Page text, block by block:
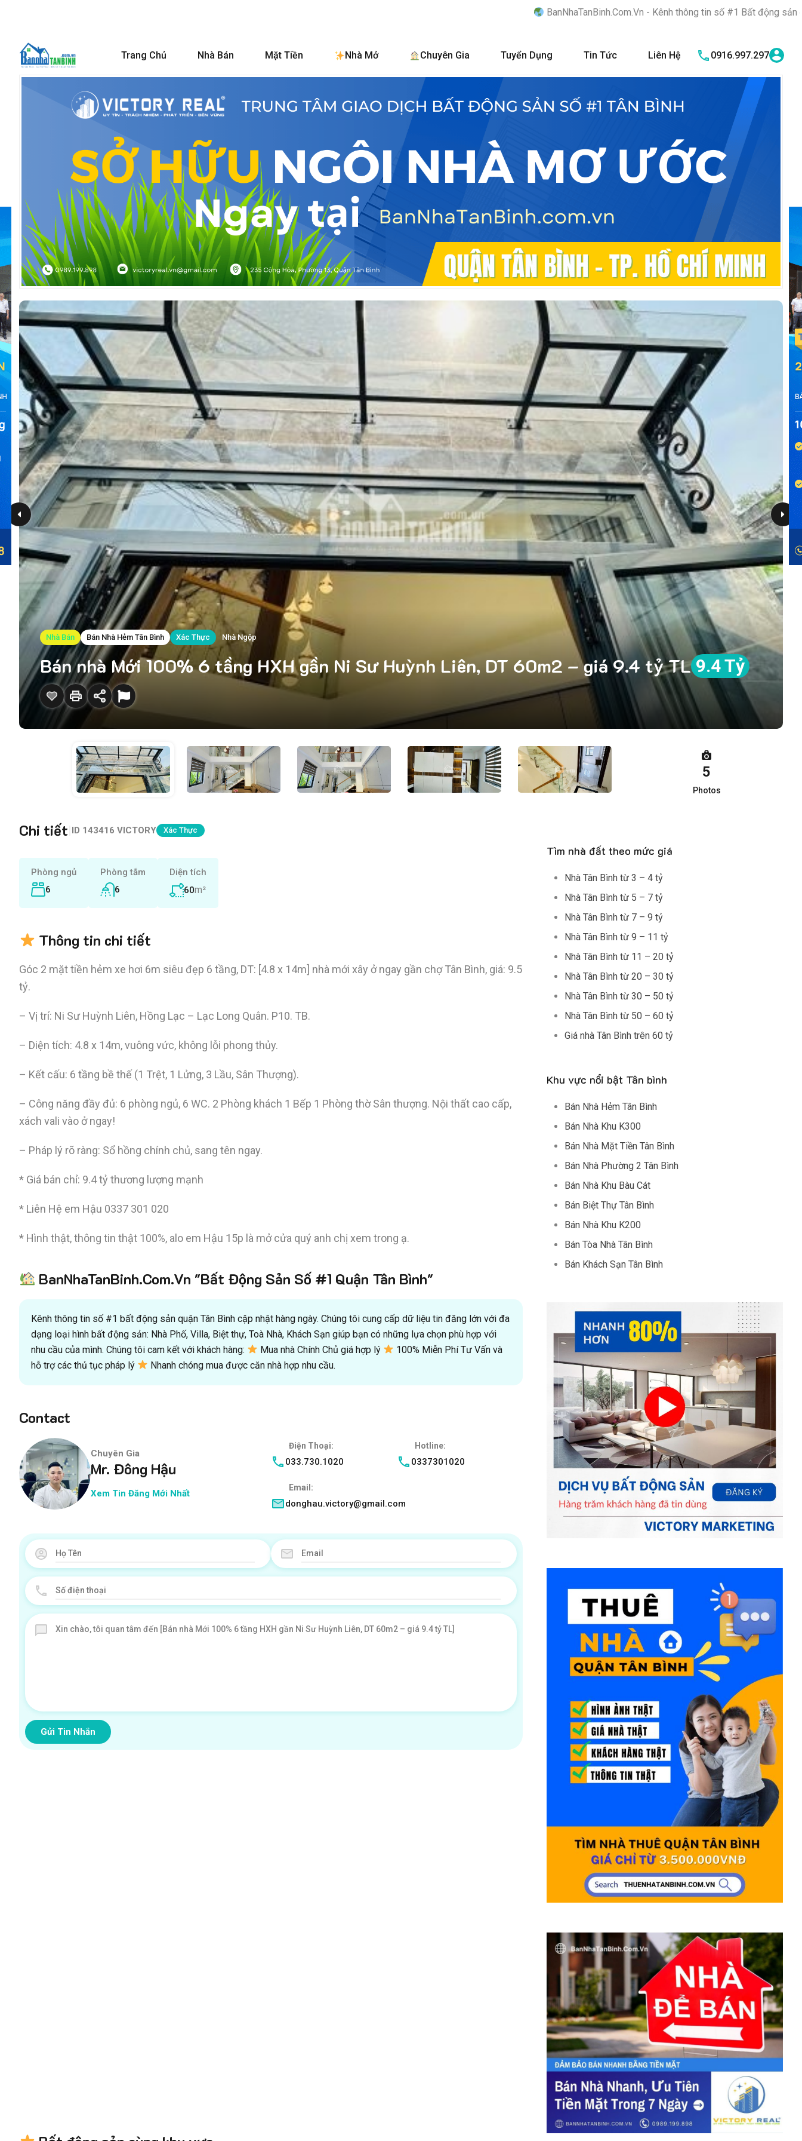
BanNhaTanBinh.Com.Vn - Kênh thông tin số #1 Bất động sản quận Tân Bình
Trang Chủ Nhà Bán Mặt Tiền Nhà Mở Chuyên Gia Tuyển Dụng Tin Tức Liên Hệ 0916.997.297
Nhà Bán Bán Nhà Hẻm Tân Bình Xác Thực Nhà Ngộp
Bán nhà Mới 100% 6 tầng HXH gần Ni Sư Huỳnh Liên, DT 60m2 – giá 9.4 tỷ TL 9.4 Tỷ
5
Photos
Chi tiết ID 143416 VICTORY Xác Thực
Phòng ngủ
6
Phòng tắm
6
Diện tích
60m²
Thông tin chi tiết
Góc 2 mặt tiền hẻm xe hơi 6m siêu đẹp 6 tầng, DT: [4.8 x 14m] nhà mới xây ở ngay gần chợ Tân Bình, giá: 9.5
tỷ.
– Vị trí: Ni Sư Huỳnh Liên, Hồng Lạc – Lạc Long Quân. P10. TB.
– Diện tích: 4.8 x 14m, vuông vức, không lỗi phong thủy.
– Kết cấu: 6 tầng bề thế (1 Trệt, 1 Lửng, 3 Lầu, Sân Thượng).
– Công năng đầy đủ: 6 phòng ngủ, 6 WC. 2 Phòng khách 1 Bếp 1 Phòng thờ Sân thượng. Nội thất cao cấp,
xách vali vào ở ngay!
– Pháp lý rõ ràng: Sổ hồng chính chủ, sang tên ngay.
* Giá bán chỉ: 9.4 tỷ thương lượng mạnh
* Liên Hệ em Hậu 0337 301 020
* Hình thật, thông tin thật 100%, alo em Hậu 15p là mở cửa quý anh chị xem trong ạ.
BanNhaTanBinh.Com.Vn "Bất Động Sản Số #1 Quận Tân Bình"
Kênh thông tin số #1 bất động sản quận Tân Bình cập nhật hàng ngày. Chúng tôi cung cấp dữ liệu tin đăng lớn với đa
dạng loại hình bất động sản: Nhà Phố, Villa, Biệt thự, Toà Nhà, Khách Sạn giúp bạn có những lựa chọn phù hợp với
nhu cầu của mình. Chúng tôi cam kết với khách hàng:
Mua nhà Chính Chủ giá hợp lý
100% Miễn Phí Tư Vấn và
hỗ trợ các thủ tục pháp lý
Nhanh chóng mua được căn nhà hợp nhu cầu.
Contact
Chuyên Gia
Mr. Đông Hậu
Xem Tin Đăng Mới Nhất
Điện Thoại:
033.730.1020
Hotline:
0337301020
Email:
donghau.victory@gmail.com
Gửi Tin Nhắn
Tìm nhà đất theo mức giá
Nhà Tân Bình từ 3 – 4 tỷ
Nhà Tân Bình từ 5 – 7 tỷ
Nhà Tân Bình từ 7 – 9 tỷ
Nhà Tân Bình từ 9 – 11 tỷ
Nhà Tân Bình từ 11 – 20 tỷ
Nhà Tân Bình từ 20 – 30 tỷ
Nhà Tân Bình từ 30 – 50 tỷ
Nhà Tân Bình từ 50 – 60 tỷ
Giá nhà Tân Bình trên 60 tỷ
Khu vực nổi bật Tân bình
Bán Nhà Hẻm Tân Bình
Bán Nhà Khu K300
Bán Nhà Mặt Tiền Tân Bình
Bán Nhà Phường 2 Tân Bình
Bán Nhà Khu Bàu Cát
Bán Biệt Thự Tân Bình
Bán Nhà Khu K200
Bán Tòa Nhà Tân Bình
Bán Khách Sạn Tân Bình